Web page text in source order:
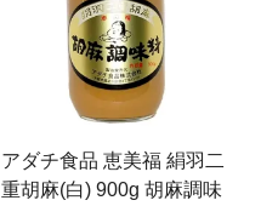
アダチ食品 恵美福 絹羽二
重胡麻(白) 900g 胡麻調味